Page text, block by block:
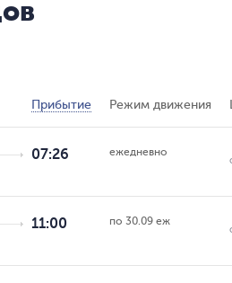
Прибытие Режим движения
07:26 ежедневно
11:00 по 30.09 еж